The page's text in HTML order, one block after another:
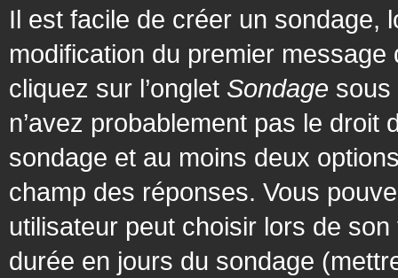
Il est facile de créer un sondage,
modification du premier
cliquez sur l’onglet Sondage sous
n’avez probablement pas le
sondage et au moins deux
champ des réponses. Vous
utilisateur peut choisir lors de
durée en jours du sondage